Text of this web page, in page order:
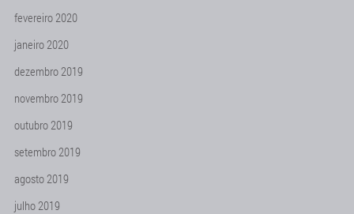
fevereiro 2020
janeiro 2020
dezembro 2019
novembro 2019
outubro 2019
setembro 2019
agosto 2019
julho 2019